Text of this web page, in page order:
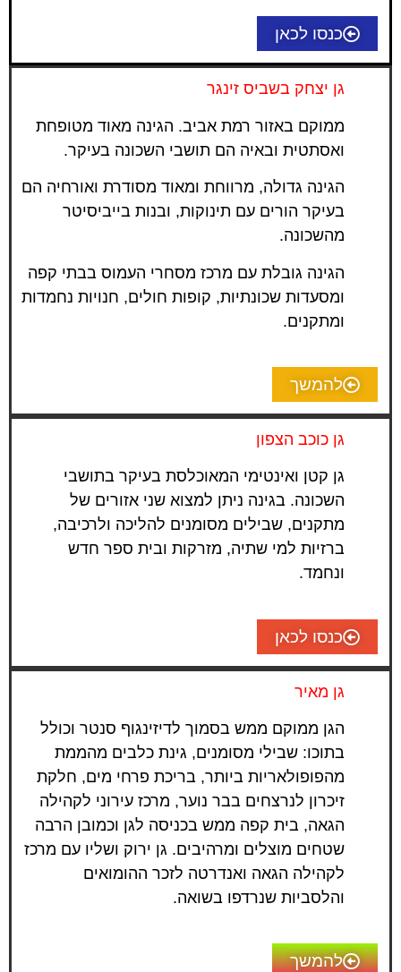
כנסו לכאן
גן יצחק בשביס זינגר
ממוקם באזור רמת אביב. הגינה מאוד מטופחת
ואסתטית ובאיה הם תושבי השכונה בעיקר.
הגינה גדולה, מרווחת ומאוד מסודרת ואורחיה הם
בעיקר הורים עם תינוקות, ובנות בייביסיטר
מהשכונה.
הגינה גובלת עם מרכז מסחרי העמוס בבתי קפה
ומסעדות שכונתיות, קופות חולים, חנויות נחמדות
ומתקנים.
להמשך
גן כוכב הצפון
גן קטן ואינטימי המאוכלסת בעיקר בתושבי
השכונה. בגינה ניתן למצוא שני אזורים של
מתקנים, שבילים מסומנים להליכה ולרכיבה,
ברזיות למי שתיה, מזרקות ובית ספר חדש
ונחמד.
כנסו לכאן
גן מאיר
הגן ממוקם ממש בסמוך לדיזינגוף סנטר וכולל
בתוכו: שבילי מסומנים, גינת כלבים מהממת
מהפופולאריות ביותר, בריכת פרחי מים, חלקת
זיכרון לנרצחים בבר נוער, מרכז עירוני לקהילה
הגאה, בית קפה ממש בכניסה לגן וכמובן הרבה
שטחים מוצלים ומרהיבים. גן ירוק ושליו עם מרכז
לקהילה הגאה ואנדרטה לזכר ההומואים
והלסביות שנרדפו בשואה.
להמשך